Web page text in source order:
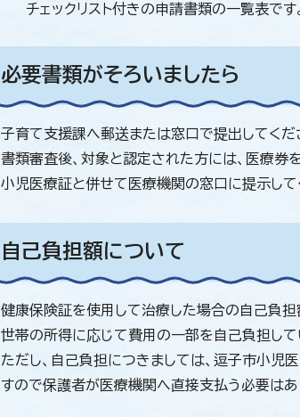
チェックリスト付きの申請書類の一覧表で
必要書類がそろいましたら
子育て支援課へ郵送または窓口で提出してくだ
書類審査後、対象と認定された方には、医療券
小児医療証と併せて医療機関の窓口に提示して
自己負担額について
健康保険証を使用して治療した場合の自己負担
世帯の所得に応じて費用の一部を自己負担して
ただし、自己負担につきましては、逗子市小児
すので保護者が医療機関へ直接支払う必要はあ